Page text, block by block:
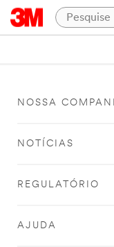
NOSSA
NOTÍCIAS
REGULATÓRIO
AJUDA